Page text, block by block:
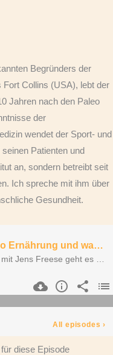
Begründers der
Fort Collins (USA), lebt der
Jahren nach den Paleo
der
wendet der Sport- und
Patienten und
an, sondern betreibt seit
Ich spreche mit ihm über
Gesundheit.
diese Episode